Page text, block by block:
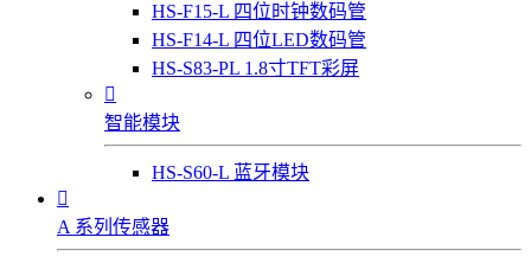
HS-F15-L 四位时钟数码管
HS-F14-L 四位LED数码管
HS-S83-PL 1.8寸TFT彩屏

智能模块
HS-S60-L 蓝牙模块

A 系列传感器